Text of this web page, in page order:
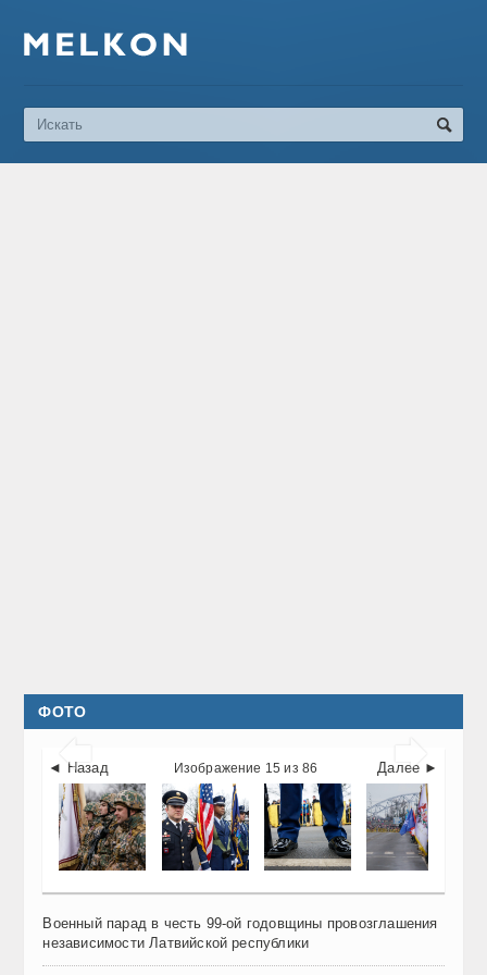
ФОТО
 
◄ Назад Далее ►
Изображение 15 из 86
Военный парад в честь 99-ой годовщины провозглашения
независимости Латвийской республики